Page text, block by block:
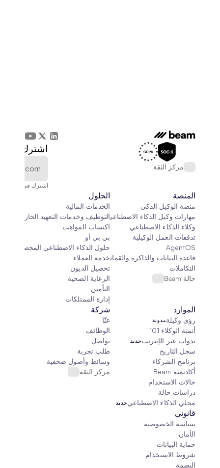
مركز الثقة
اشترك في
اشترك في النشرة
المنصة
منصة الوكيل الذكي
مهارات وكيل الذكاء الاصطناعي
وكلاء الذكاء الاصطناعي
تدفقات العمل الوكيلية
AgentOS
قاعدة البيانات والذاكرة والقماش
التكاملات
حالة Beam
الحلول
الخدمات المالية
التوظيف وخدمات التعهيد الخارجي
اكتساب المواهب
بي بي أو
حلول الذكاء الاصطناعي المخصصة
خدمة العملاء
تحصيل الديون
الرعاية الصحية
التأمين
إدارة الممتلكات
الموارد
رؤى وكيلةمدونة
أتمتة الوكلاء 101
ندوات عبر الإنترنتجديد
سجل التاريخ
برنامج الشركاء
أكاديمية Beam
حالات الاستخدام
دراسات حالة
محلي الذكاء الاصطناعيجديد
شركة
عنّا
الوظائف
تواصل
طلب تجربة
وسائط وأصول صحفية
مركز الثقة
قانوني
سياسة الخصوصية
الأمان
حماية البيانات
شروط الاستخدام
البصمة